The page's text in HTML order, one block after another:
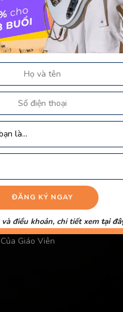
khoản
Website
Viên Và Gia Sư – Giảng Viên
Giáo Viên
Tư
Trẻ Em
Giáo Viên
điều khoản, chi tiết xem tại